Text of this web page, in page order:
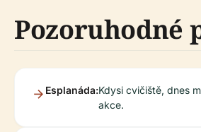
Pozoruhodné
Esplanáda:Kdysi cvičiště, dnes
akce.